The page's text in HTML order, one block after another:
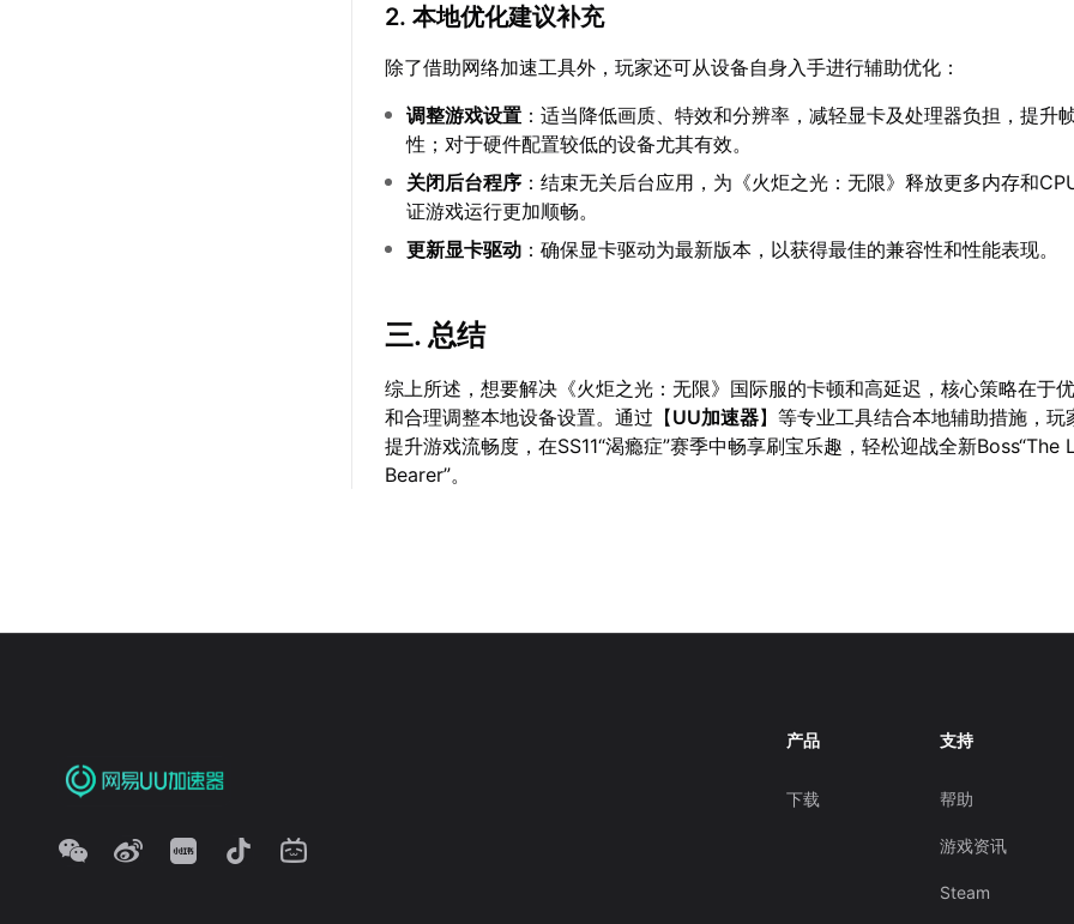
2. 本地优化建议补充
除了借助网络加速工具外，玩家还可从设备自身入手进行辅助优化：
调整游戏设置 ：适当降低画质、特效和分辨率，减轻显卡及处理器负担，提升
性；对于硬件配置较低的设备尤其有效。
关闭后台程序 ：结束无关后台应用，为《火炬之光：无限》释放更多内存和
证游戏运行更加顺畅。
更新显卡驱动 ：确保显卡驱动为最新版本，以获得最佳的兼容性和性能表现。
三. 总结
综上所述，想要解决《火炬之光：无限》国际服的卡顿和高延迟，核心策略在于
和合理调整本地设备设置。通过【UU加速器】等专业工具结合本地辅助措施，玩
提升游戏流畅度，在SS11“渴瘾症”赛季中畅享刷宝乐趣，轻松迎战全新Boss“The
Bearer”。
产品
下载
支持
帮助
游戏资讯
Steam